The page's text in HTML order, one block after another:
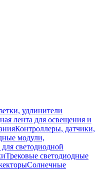
удлинители
лента для освещения и
Контроллеры, датчики,
модули,
светодиодной
Трековые светодиодные
Солнечные